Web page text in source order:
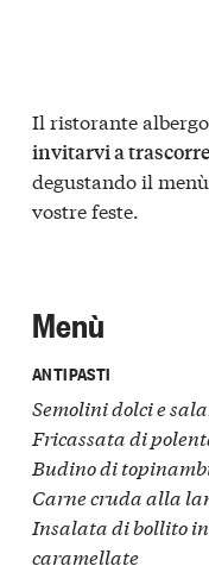
Il ristorante
invitarvi a
degustando il
vostre feste.
Menù
ANTIPASTI
Semolini dolci e
Fricassata di
Budino di
Carne cruda alla
Insalata di bollito
caramellate